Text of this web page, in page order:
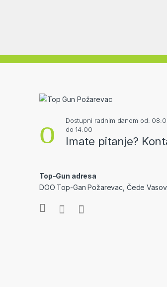
Dostupni radnim danom od:
do 14:00
Imate pitanje?
Top-Gun adresa
DOO Top-Gan Požarevac, Čede